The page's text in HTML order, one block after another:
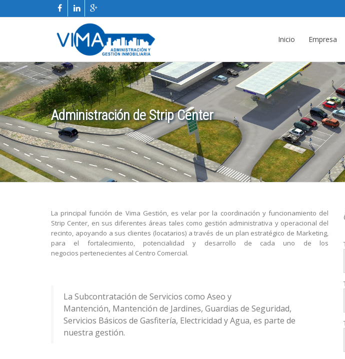
Inicio Empresa
Administración de Strip Center
La principal función de Vima Gestión, es velar por la coordinación y funcionamiento del
Strip Center, en sus diferentes áreas tales como gestión administrativa y operacional del
recinto, apoyando a sus clientes (locatarios) a través de un plan estratégico de Marketing,
para el fortalecimiento, potencialidad y desarrollo de cada uno de los
negocios pertenecientes al Centro Comercial.
La Subcontratación de Servicios como Aseo y
Mantención, Mantención de Jardines, Guardias de Seguridad,
Servicios Básicos de Gasfitería, Electricidad y Agua, es parte de
nuestra gestión.